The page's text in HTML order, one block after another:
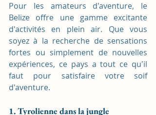
Pour les amateurs d'aventure, le
Belize offre une gamme excitante
d'activités en plein air. Que vous
soyez à la recherche de sensations
fortes ou simplement de nouvelles
expériences, ce pays a tout ce qu'il
faut pour satisfaire votre soif
d'aventure.
1. Tyrolienne dans la jungle